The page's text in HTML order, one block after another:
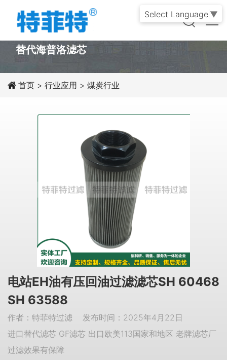
PRODUCT
替代海普洛滤芯
首页 > 行业应用 > 煤炭行业
电站EH油有压回油过滤滤芯SH 60468
SH 63588
作者：特菲特过滤 发布时间：2025年4月22日
进口替代滤芯 GF滤芯 出口欧美113国家和地区 老牌滤芯厂
过滤效果有保障
Select Language ▼